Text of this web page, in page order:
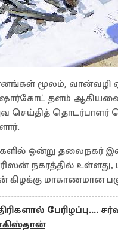
மூலம்,
ஷோர்கோட் தளம்
செய்தித் தொடர்பாளர்
ஒன்று தலைநகர்
நகரத்தில்
கிழக்கு மாகாணமான
பேரிழப்பு....